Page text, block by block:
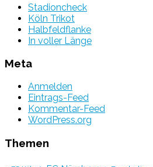
Stadioncheck
Köln Trikot
Halbfeldflanke
In voller Länge
Meta
Anmelden
Eintrags-Feed
Kommentar-Feed
WordPress.org
Themen